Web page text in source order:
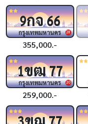
28
9กจ66
กรุงเทพมหานคร
355,000.-
20
1ขฒ77
กรุงเทพมหานคร
259,000.-
ขฌ